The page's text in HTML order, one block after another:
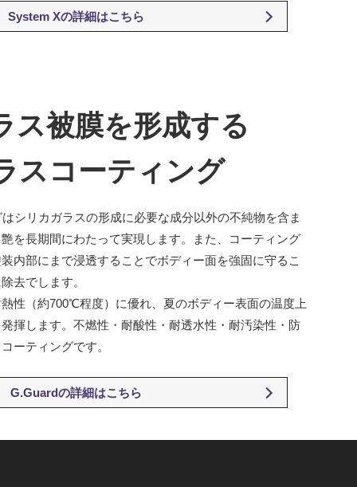
System Xの詳細はこちら
ス被膜を形成する
スコーティング
シリカガラスの形成に必要な成分以外の不純物を含ま
を長期間にわたって実現します。また、コーティング
内部にまで浸透することでボディー面を強固に守るこ
去でします。
性（約700℃程度）に優れ、夏のボディー表面の温度上
揮します。不燃性・耐酸性・耐透水性・耐汚染性・防
ーティングです。
G.Guardの詳細はこちら